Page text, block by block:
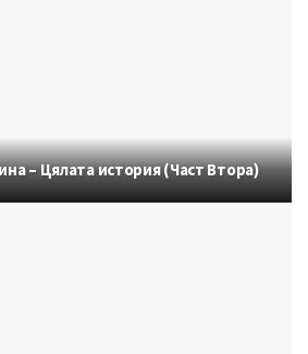
– Цялата история (Част Втора)